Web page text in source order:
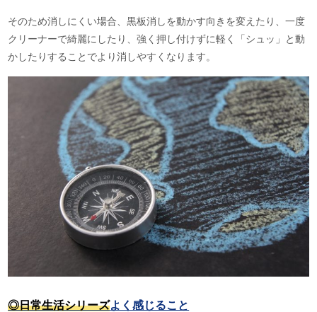
そのため消しにくい場合、黒板消しを動かす向きを変えたり、一度
クリーナーで綺麗にしたり、強く押し付けずに軽く「シュッ」と動
かしたりすることでより消しやすくなります。
◎日常生活シリーズよく感じること